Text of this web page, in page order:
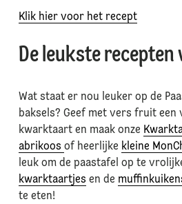
Klik hier voor het recept
De leukste recepten
Wat staat er nou leuker op de
baksels? Geef met vers fruit
kwarktaart en maak onze
abrikoos of heerlijke kleine
leuk om de paastafel op te
kwarktaartjes en de
te eten!